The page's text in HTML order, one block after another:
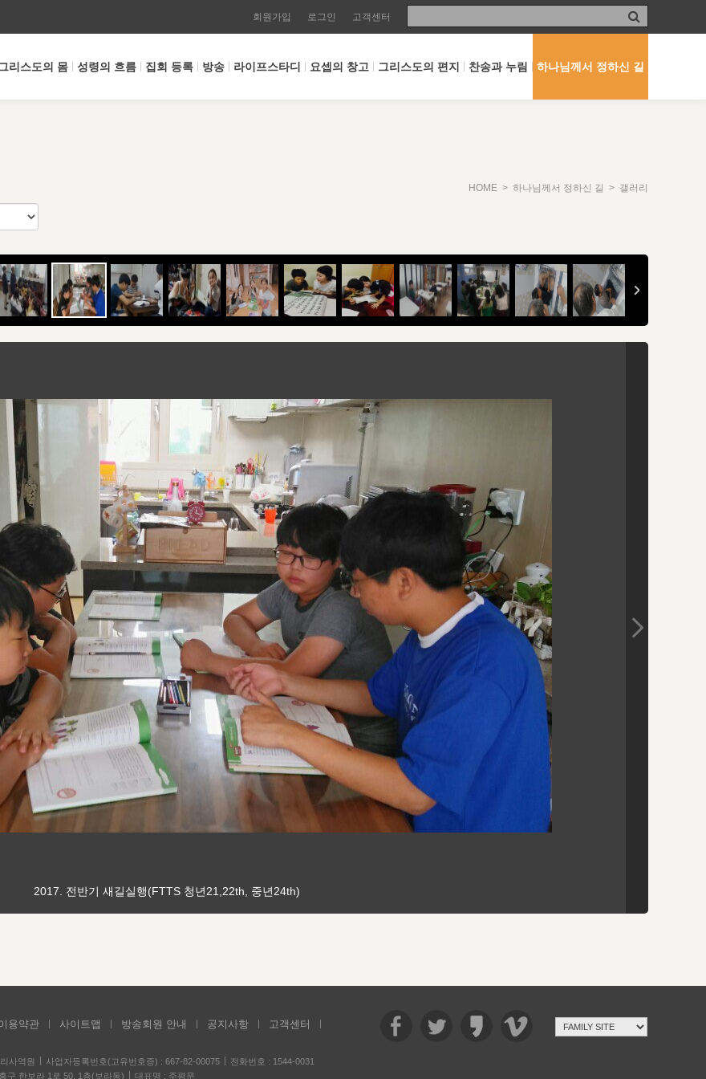
회원가입 로그인 고객센터
리스도의 몸 성령의 흐름 집회 등록 방송 라이프스타디 요셉의 창고 그리스도의 편지 찬송과 누림 하나님께서 정하신 길
HOME > 하나님께서 정하신 길 > 갤러리
2017. 전반기 새길실행(FTTS 청년21,22th, 중년24th)
용약관 사이트맵 방송회원 안내 공지사항
고객센터
사역원 사업자등록번호(고유번호증) : 667-82-00075
전화번호 : 1544-0031
구 한보라 1로 50, 1층(보라동)
대표명 : 주평문